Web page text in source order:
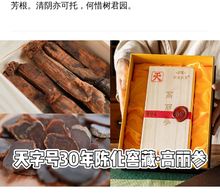
芳根。清阴亦可托，何惜树君园。